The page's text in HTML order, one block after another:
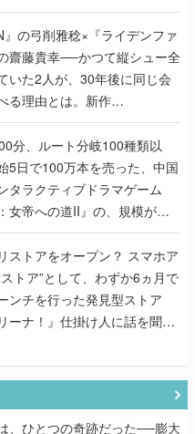
た理由を両ディレクターに聞
』の弓削雅稔×『ライデンファ
齋藤貴幸──かつて縦シュー全
いた2人が、30年後に同じ会
る理由とは。新作
EXTREME』で初タッグを組
ド2人に訊く開発秘話
分、ルート分岐100種類以
5日で100万本を売った、中国
タラクティブドラマゲーム
女帝への道II』の、規模が違
プロデューサーに聞いた
アをオープン？ スマホア
トア”として、わずか6ヵ月で
ンチを行った発見型ストア
ーナ！』仕掛け人に話を聞い
、ひとつの奇跡だった──膨大